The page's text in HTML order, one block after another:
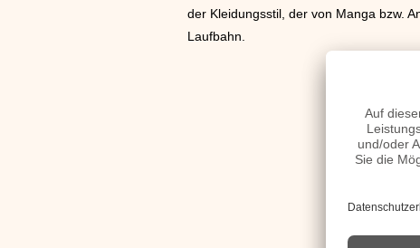
der Kleidungsstil, der von Manga bzw.
Laufbahn.